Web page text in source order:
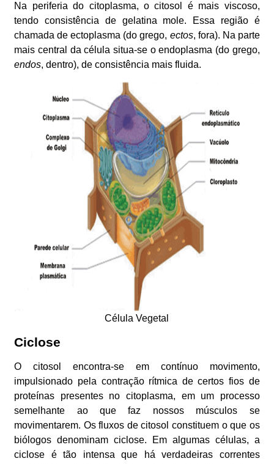
Na periferia do citoplasma, o citosol é mais viscoso,
tendo consistência de gelatina mole. Essa região é
chamada de ectoplasma (do grego, ectos, fora). Na parte
mais central da célula situa-se o endoplasma (do grego,
endos, dentro), de consistência mais fluida.
Célula Vegetal
Ciclose
O citosol encontra-se em contínuo movimento,
impulsionado pela contração rítmica de certos fios de
proteínas presentes no citoplasma, em um processo
semelhante ao que faz nossos músculos se
movimentarem. Os fluxos de citosol constituem o que os
biólogos denominam ciclose. Em algumas células, a
ciclose é tão intensa que há verdadeiras correntes